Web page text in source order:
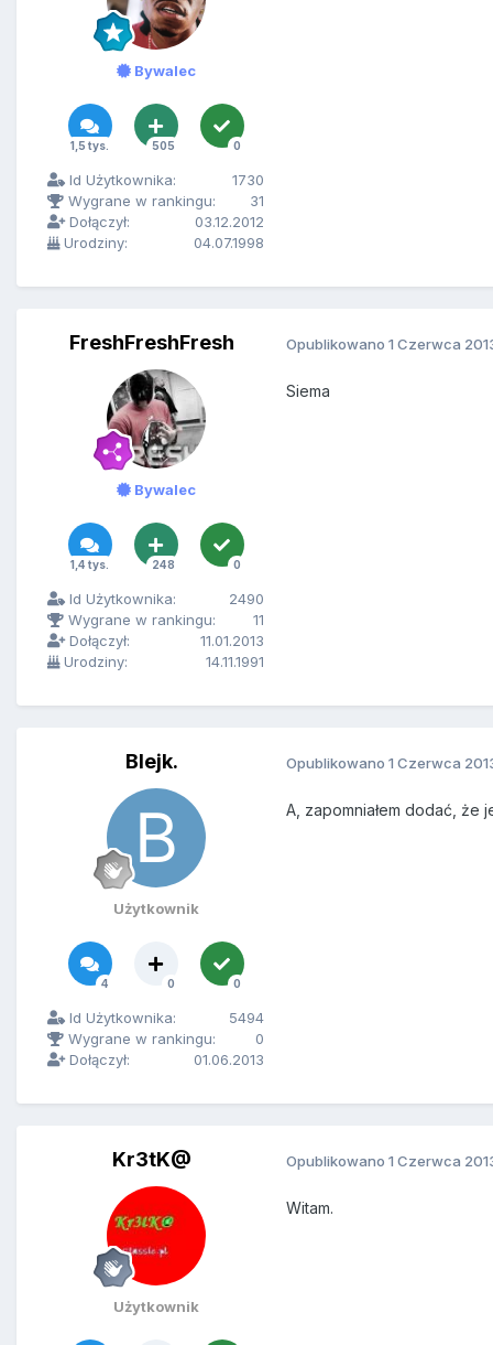
Bywalec
1,5 tys. 505 0
Id Użytkownika:
1730
Wygrane w rankingu:
31
Dołączył:
03.12.2012
Urodziny:
04.07.1998
FreshFreshFresh
Bywalec
1,4 tys. 248 0
Id Użytkownika:
2490
Wygrane w rankingu:
11
Dołączył:
11.01.2013
Urodziny:
14.11.1991
Opublikowano 1 Czerwca
Siema
Blejk.
Użytkownik
4 0 0
Id Użytkownika:
5494
Wygrane w rankingu:
0
Dołączył:
01.06.2013
Opublikowano 1 Czerwca
A, zapomniałem dodać, że
Kr3tK@
Użytkownik
Opublikowano 1 Czerwca
Witam.